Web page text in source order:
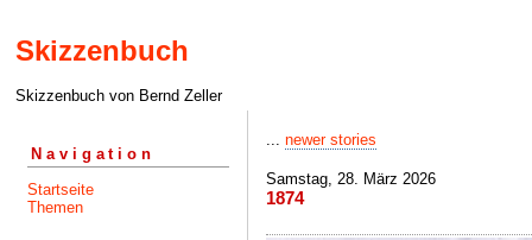
Skizzenbuch
Skizzenbuch von Bernd Zeller
Navigation
Startseite
Themen
... newer stories
Samstag, 28. März 2026
1874